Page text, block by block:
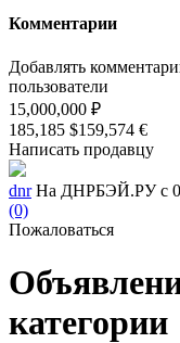
Комментарии
Добавлять
пользователи
15,000,000 ₽
185,185 $159,574 €
Написать продавцу
dnr На ДНРБЭЙ.РУ с
(0)
Пожаловаться
категории